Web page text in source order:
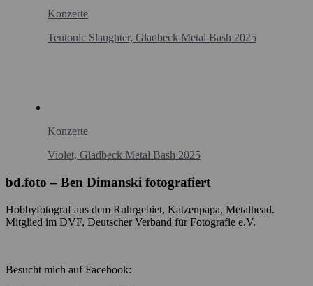
Konzerte
Teutonic Slaughter, Gladbeck Metal Bash 2025
Konzerte
Violet, Gladbeck Metal Bash 2025
bd.foto – Ben Dimanski fotografiert
Hobbyfotograf aus dem Ruhrgebiet, Katzenpapa, Metalhead.
Mitglied im DVF, Deutscher Verband für Fotografie e.V.
Besucht mich auf Facebook: